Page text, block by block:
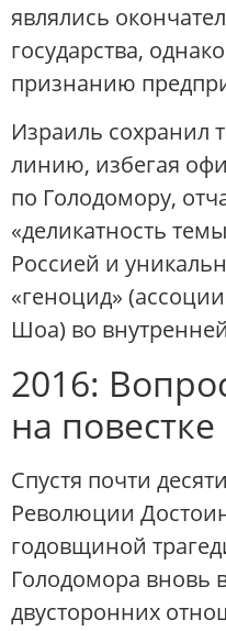
являлись
государства​,
признанию
Израиль сохранил
линию, избегая
по Голодомору,
«деликатность
Россией и
«геноцид»
Шоа) во
2016:
на повестке
Спустя почти
Революции
годовщиной
Голодомора вновь
двусторонних